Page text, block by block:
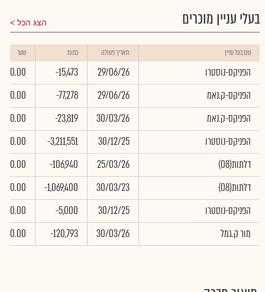
בעלי עניין מוכרים הצג הכל
שם בעל עניין תאריך פעולה כמות שער
הפניקס-נוסטרו 29/06/26
-15,473
0.00
הפניקס-ק.נאמ
29/06/26
-77,278
0.00
הפניקס-ק.נאמ
30/03/26
-23,819
0.00
הפניקס-נוסטרו
30/12/25
-3,211,551
0.00
(דלתות(08
25/03/26
-106,940
0.00
(דלתות(08
30/03/23
-1,069,400
0.00
הפניקס-נוסטרו
30/12/25
-5,000
0.00
מור ק.גמל
30/03/26
-120,793
0.00